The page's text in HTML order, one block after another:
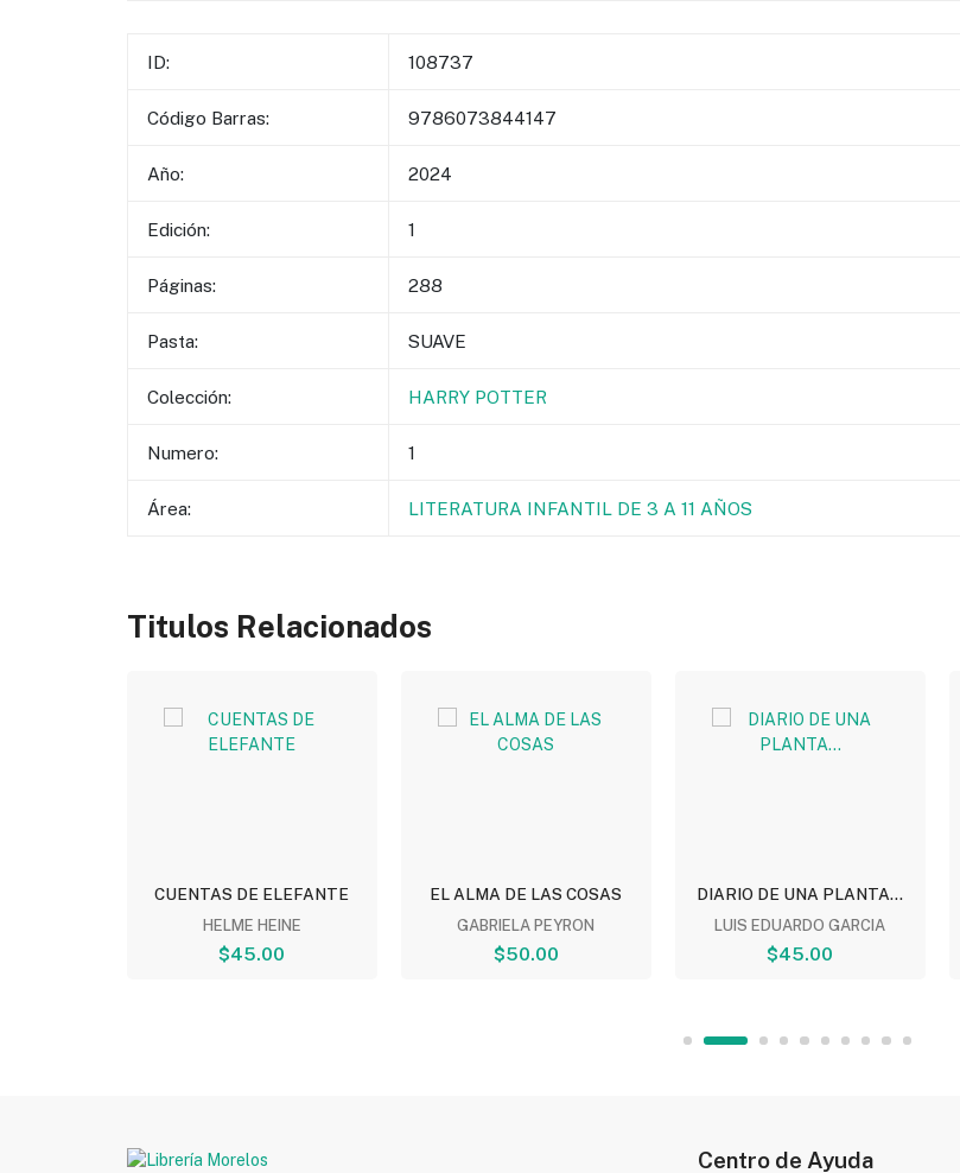
ID: 108737
Código Barras: 9786073844147
Año: 2024
Edición: 1
Páginas: 288
Pasta: SUAVE
Colección: HARRY POTTER
Numero: 1
Área: LITERATURA INFANTIL DE 3 A 11 AÑOS
Titulos Relacionados
CUENTAS DE ELEFANTE
HELME HEINE
$45.00
EL ALMA DE LAS COSAS
GABRIELA PEYRON
$50.00
DIARIO DE UNA PLANTA...
LUIS EDUARDO GARCIA
$45.00
Centro de Ayuda